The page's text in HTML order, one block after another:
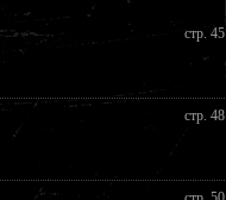
стр. 45
стр. 48